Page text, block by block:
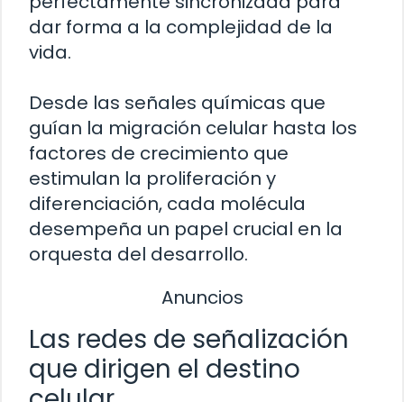
dar forma a la complejidad de la
vida.
Desde las señales químicas que
guían la migración celular hasta los
factores de crecimiento que
estimulan la proliferación y
diferenciación, cada molécula
desempeña un papel crucial en la
orquesta del desarrollo.
Anuncios
Las redes de señalización
que dirigen el destino